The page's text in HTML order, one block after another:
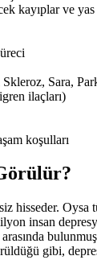
kayıplar ve yas
Skleroz, Sara,
ilaçları)
koşulları
hisseder.
insan
gibi,